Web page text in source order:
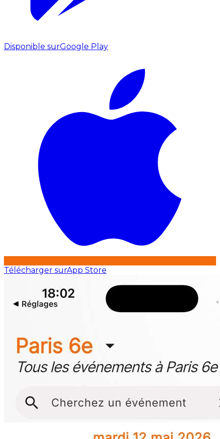
Disponible surGoogle Play
Télécharger surApp Store